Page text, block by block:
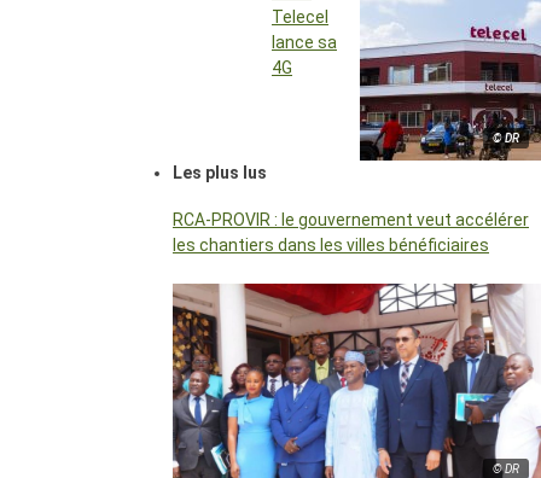
© DR
Telecel
lance sa
4G
Les plus lus
RCA-PROVIR : le gouvernement veut accélérer
les chantiers dans les villes bénéficiaires
© DR